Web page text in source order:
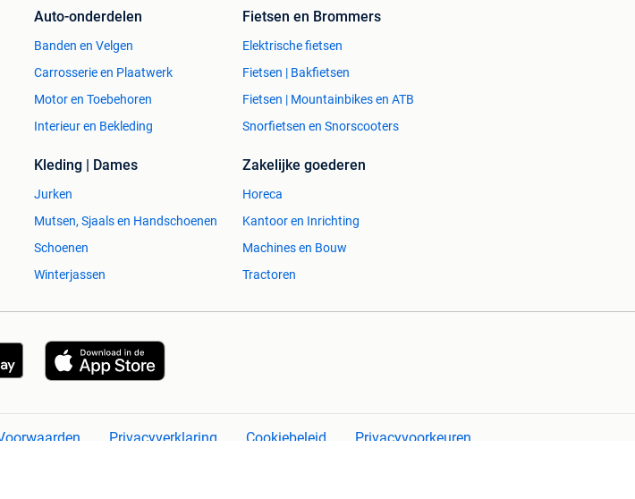
Auto-onderdelen
Banden en Velgen
Carrosserie en Plaatwerk
Motor en Toebehoren
Interieur en Bekleding
Fietsen en Brommers
Elektrische fietsen
Fietsen | Bakfietsen
Fietsen | Mountainbikes en ATB
Snorfietsen en Snorscooters
Kleding | Dames
Jurken
Mutsen, Sjaals en Handschoenen
Schoenen
Winterjassen
Zakelijke goederen
Horeca
Kantoor en Inrichting
Machines en Bouw
Tractoren
Privacyverklaring Cookiebeleid Privacyvoorkeuren